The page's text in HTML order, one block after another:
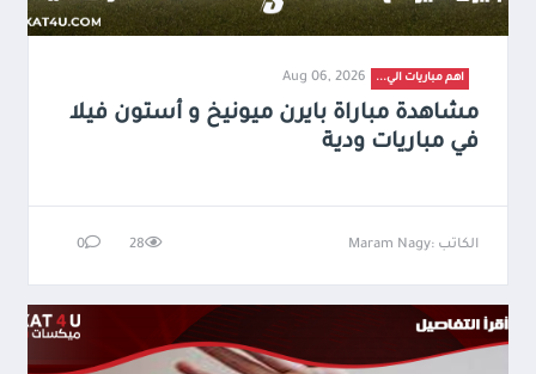
اهم مباريات الي... Aug 06, 2026
مشاهدة مباراة بايرن ميونيخ و أستون فيلا
في مباريات ودية
الكاتب :Maram Nagy 28
0